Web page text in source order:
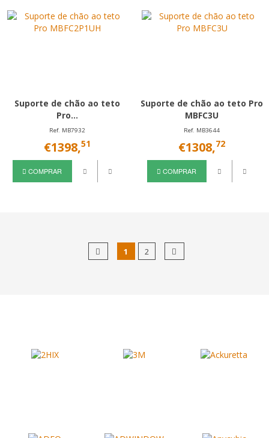
Suporte de chão ao teto
Pro...
Ref. MB7932
€1398,51
COMPRAR
Suporte de chão ao teto Pro
MBFC3U
Ref. MB3644
€1308,72
COMPRAR
1 2